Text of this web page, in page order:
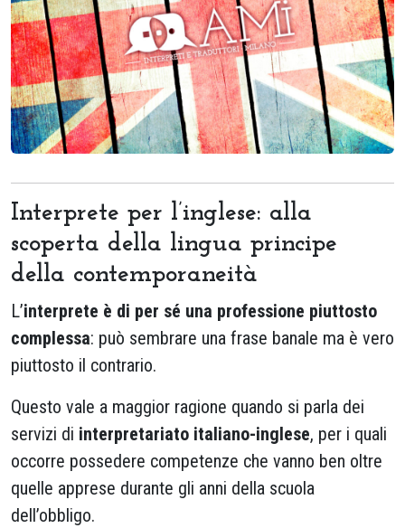
Interprete per l’inglese: alla
scoperta della lingua principe
della contemporaneità
L’interprete è di per sé una professione piuttosto
complessa: può sembrare una frase banale ma è vero
piuttosto il contrario.
Questo vale a maggior ragione quando si parla dei
servizi di interpretariato italiano-inglese, per i quali
occorre possedere competenze che vanno ben oltre
quelle apprese durante gli anni della scuola
dell’obbligo.